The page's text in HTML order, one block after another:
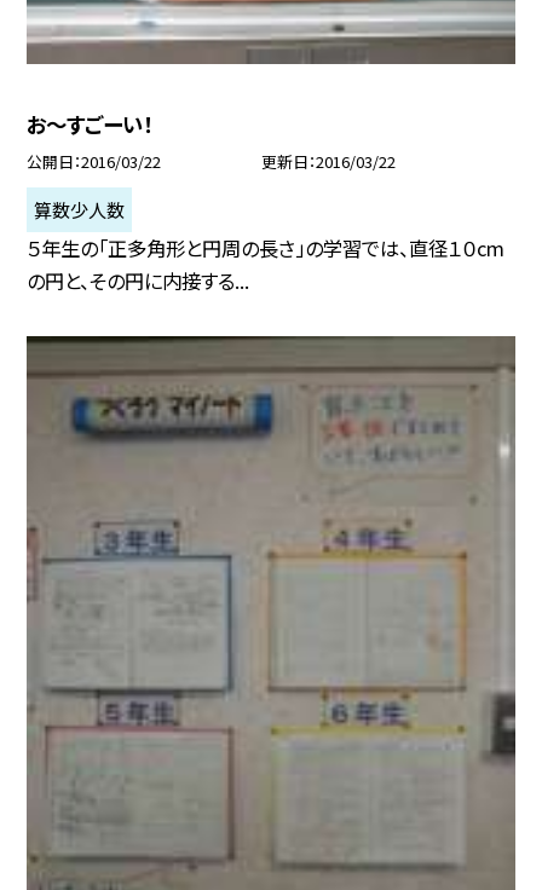
お〜すごーい！
公開日 2016/03/22 更新日 2016/03/22
算数少人数
５年生の「正多角形と円周の長さ」の学習では、直径１０cm
の円と、その円に内接する...